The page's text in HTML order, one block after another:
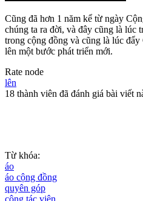
Cũng đã hơn 1 năm kể từ ngày
chúng ta ra đời, và đây cũng là lúc
trong cộng đồng và cũng là lúc
lên một bước phát triển mới.
Rate node
lên
18 thành viên đã đánh giá bài viết
Từ khóa:
áo
áo cộng đồng
quyên góp